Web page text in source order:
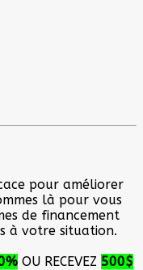
pour améliorer
là pour vous
de financement
à votre situation.
% OU RECEVEZ 500$